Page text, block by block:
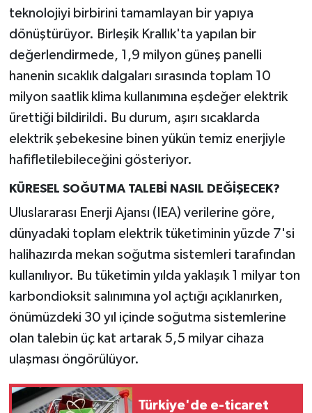
teknolojiyi birbirini tamamlayan bir yapıya
dönüştürüyor. Birleşik Krallık'ta yapılan bir
değerlendirmede, 1,9 milyon güneş panelli
hanenin sıcaklık dalgaları sırasında toplam 10
milyon saatlik klima kullanımına eşdeğer elektrik
ürettiği bildirildi. Bu durum, aşırı sıcaklarda
elektrik şebekesine binen yükün temiz enerjiyle
hafifletilebileceğini gösteriyor.
KÜRESEL SOĞUTMA TALEBİ NASIL DEĞİŞECEK?
Uluslararası Enerji Ajansı (IEA) verilerine göre,
dünyadaki toplam elektrik tüketiminin yüzde 7'si
halihazırda mekan soğutma sistemleri tarafından
kullanılıyor. Bu tüketimin yılda yaklaşık 1 milyar ton
karbondioksit salınımına yol açtığı açıklanırken,
önümüzdeki 30 yıl içinde soğutma sistemlerine
olan talebin üç kat artarak 5,5 milyar cihaza
ulaşması öngörülüyor.
Türkiye'de e-ticaret